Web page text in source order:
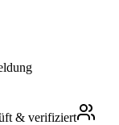
& verifiziert